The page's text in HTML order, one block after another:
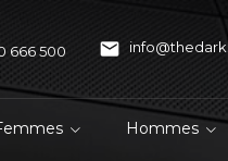
666 500 
Hommes